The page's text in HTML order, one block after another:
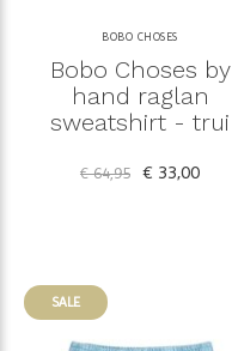
BOBO CHOSES
Bobo Choses by
hand raglan
sweatshirt - trui
€ 64,95 € 33,00
SALE